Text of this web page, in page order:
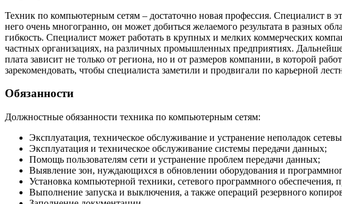
Техник по компьютерным сетям – достаточно новая профессия. Специалист в
него очень многогранно, он может добиться желаемого результата в разных
гибкость. Специалист может работать в крупных и мелких коммерческих
частных организациях, на различных промышленных предприятиях.
плата зависит не только от региона, но и от размеров компании, в которой
зарекомендовать, чтобы специалиста заметили и продвигали по карьерной
Обязанности
Должностные обязанности техника по компьютерным сетям:
Эксплуатация, техническое обслуживание и устранение неполадок
Эксплуатация и техническое обслуживание системы передачи данных;
Помощь пользователям сети и устранение проблем передачи данных;
Выявление зон, нуждающихся в обновлении оборудования и
Установка компьютерной техники, сетевого программного
Выполнение запуска и выключения, а также операций резервного